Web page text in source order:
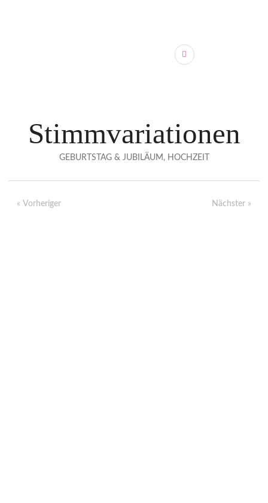
Stimmvariationen
GEBURTSTAG & JUBILÄUM, HOCHZEIT
« Vorheriger Nächster »